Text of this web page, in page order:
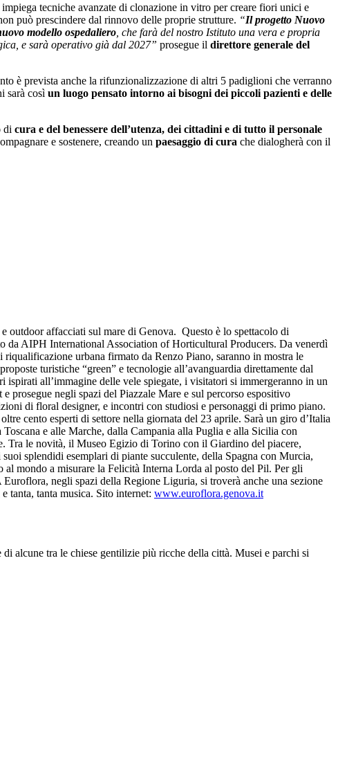
impiega tecniche avanzate di clonazione in vitro per creare fiori unici e
può prescindere dal rinnovo delle proprie strutture. “Il progetto Nuovo
modello ospedaliero , che farà del nostro Istituto una vera e propria
e sarà operativo già dal 2027” prosegue il direttore generale del
è prevista anche la rifunzionalizzazione di altri 5 padiglioni che verranno
sarà così un luogo pensato intorno ai bisogni dei piccoli pazienti e delle
di cura e del benessere dell’utenza, dei cittadini e di tutto il personale
e sostenere, creando un paesaggio di cura che dialogherà con il
outdoor affacciati sul mare di Genova. Questo è lo spettacolo di
da AIPH International Association of Horticultural Producers. Da venerdì
urbana firmato da Renzo Piano, saranno in mostra le
turistiche “green” e tecnologie all’avanguardia direttamente dal
all’immagine delle vele spiegate, i visitatori si immergeranno in un
prosegue negli spazi del Piazzale Mare e sul percorso espositivo
di floral designer, e incontri con studiosi e personaggi di primo piano.
cento esperti di settore nella giornata del 23 aprile. Sarà un giro d’Italia
e alle Marche, dalla Campania alla Puglia e alla Sicilia con
Tra le novità, il Museo Egizio di Torino con il Giardino del piacere,
splendidi esemplari di piante succulente, della Spagna con Murcia,
mondo a misurare la Felicità Interna Lorda al posto del Pil. Per gli
negli spazi della Regione Liguria, si troverà anche una sezione
tanta, tanta musica. Sito internet: www.euroflora.genova.it
alcune tra le chiese gentilizie più ricche della città. Musei e parchi si